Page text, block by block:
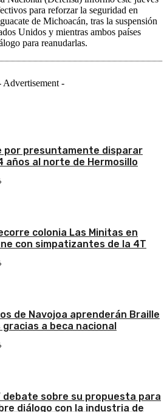
para reforzar la seguridad en
de Michoacán, tras la suspensión
Unidos y mientras ambos países
para reanudarlas.
Advertisement -
por presuntamente disparar
años al norte de Hermosillo
colonia Las Minitas en
con simpatizantes de la 4T
de Navojoa aprenderán Braille
a beca nacional
debate sobre su propuesta para
diálogo con la industria de